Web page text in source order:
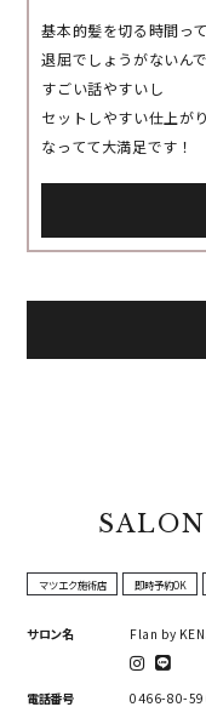
基本的髪を切る時間って
退屈でしょうがないん
すごい話やすいし
セットしやすい仕上が
なってて大満足です！
マツエク施術店 即時予約OK
サロン名 Flan by
電話番号 0466-80-